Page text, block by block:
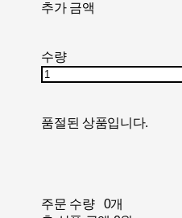
추가 금액
수량
품절된 상품입니다.
주문 수량
0개